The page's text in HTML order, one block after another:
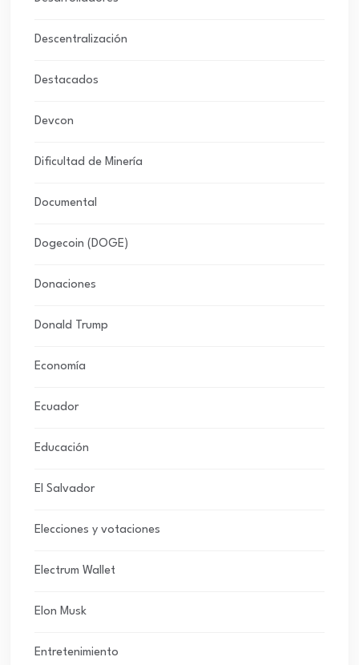
Descentralización
Destacados
Devcon
Dificultad de Minería
Documental
Dogecoin (DOGE)
Donaciones
Donald Trump
Economía
Ecuador
Educación
El Salvador
Elecciones y votaciones
Electrum Wallet
Elon Musk
Entretenimiento